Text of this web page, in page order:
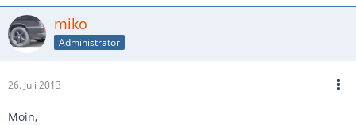
miko
Administrator
26. Juli 2013
Moin,